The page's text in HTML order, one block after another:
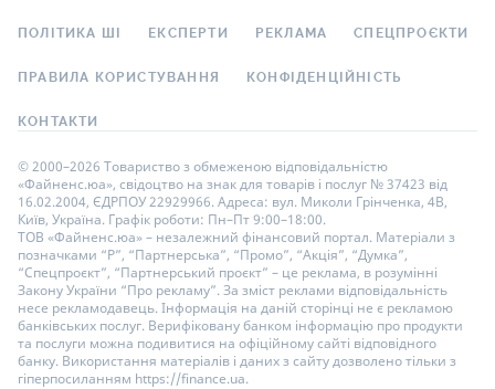
ПОЛІТИКА ШІ ЕКСПЕРТИ РЕКЛАМА СПЕЦПРОЄКТИ
ПРАВИЛА КОРИСТУВАННЯ КОНФІДЕНЦІЙНІСТЬ
КОНТАКТИ
© 2000–2026 Товариство з обмеженою відповідальністю
«Файненс.юа», свідоцтво на знак для товарів і послуг № 37423 від
16.02.2004, ЄДРПОУ 22929966. Адреса: вул. Миколи Грінченка, 4В,
Київ, Україна. Графік роботи: Пн–Пт 9:00–18:00.
ТОВ «Файненс.юа» – незалежний фінансовий портал. Матеріали з
позначками “Р”, “Партнерська”, “Промо”, “Акція”, “Думка”,
“Спецпроєкт”, “Партнерський проєкт” – це реклама, в розумінні
Закону України “Про рекламу”. За зміст реклами відповідальність
несе рекламодавець. Інформація на даній сторінці не є рекламою
банківських послуг. Верифіковану банком інформацію про продукти
та послуги можна подивитися на офіційному сайті відповідного
банку. Використання матеріалів і даних з сайту дозволено тільки з
гіперпосиланням https://finance.ua.